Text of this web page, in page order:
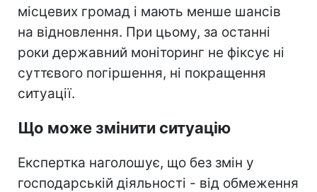
місцевих громад і мають менше шансів
на відновлення. При цьому, за останні
роки державний моніторинг не фіксує ні
суттєвого погіршення, ні покращення
ситуації.
Що може змінити ситуацію
Експертка наголошує, що без змін у
господарській діяльності - від обмеження